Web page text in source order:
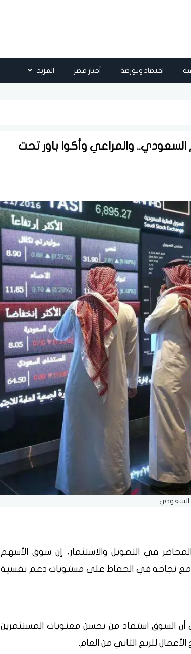
اقتصاد وبورصة أخبار مصر المزيد
والمراعي وأكوا باور تحت
السعودي
في التمويل والاستثمار، إن سوق الأسهم
مع نجاحه في الحفاظ على مستويات دعم نفسية
أن السوق استفاد من تحسن معنويات المستثمرين
للربع الثاني من العام.